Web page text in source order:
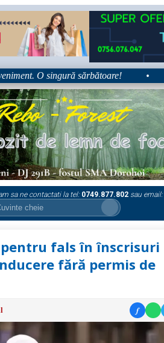
O singură sărbătoare! •
sa ne contactati la tel: 0749.877.802 sau email:
pentru fals în înscrisuri
fără permis de
f